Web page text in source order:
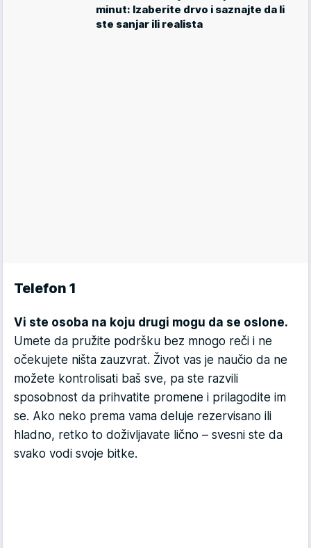
minut: Izaberite drvo i saznajte da li
ste sanjar ili realista
Telefon 1
Vi ste osoba na koju drugi mogu da se oslone.
Umete da pružite podršku bez mnogo reči i ne
očekujete ništa zauzvrat. Život vas je naučio da ne
možete kontrolisati baš sve, pa ste razvili
sposobnost da prihvatite promene i prilagodite im
se. Ako neko prema vama deluje rezervisano ili
hladno, retko to doživljavate lično – svesni ste da
svako vodi svoje bitke.